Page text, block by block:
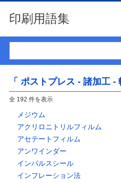
印刷用語集
「 ポストプレス - 諸加工
全 192 件を表示
メジウム
アクリロニトリルフィルム
アセテートフィルム
アンワインダー
インパルスシール
インフレーション法